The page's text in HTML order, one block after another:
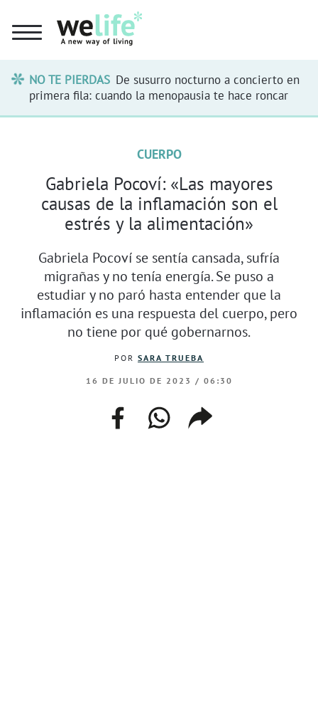
NO TE PIERDAS De susurro nocturno a concierto en
primera fila: cuando la menopausia te hace roncar
CUERPO
Gabriela Pocoví: «Las mayores
causas de la inflamación son el
estrés y la alimentación»
Gabriela Pocoví se sentía cansada, sufría
migrañas y no tenía energía. Se puso a
estudiar y no paró hasta entender que la
inflamación es una respuesta del cuerpo, pero
no tiene por qué gobernarnos.
POR SARA TRUEBA
16 DE JULIO DE 2023 / 06:30
facebookwhatsappcompartir
enlace